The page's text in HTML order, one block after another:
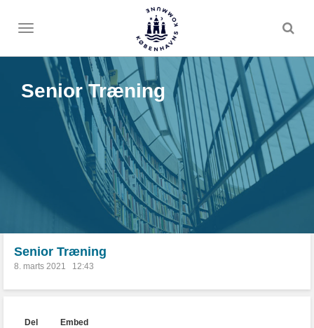
Toggle
Senior Træning
8. marts 2021 12:43
Del Embed